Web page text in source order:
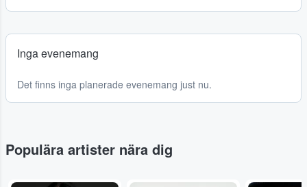
Inga evenemang
Det finns inga planerade evenemang just nu.
Populära artister nära dig